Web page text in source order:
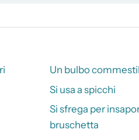
Un bulbo
Si usa a spicchi
Si sfrega per
bruschetta